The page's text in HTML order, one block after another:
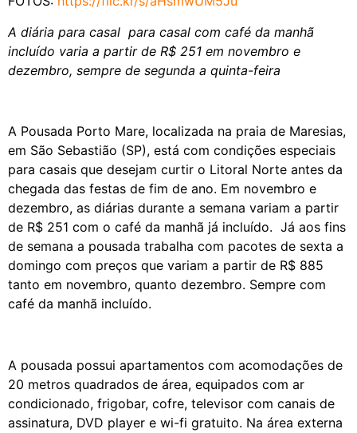
A diária para casal para casal com café da manhã
incluído varia a partir de R$ 251 em novembro e
dezembro, sempre de segunda a quinta-feira
A Pousada Porto Mare, localizada na praia de Maresias,
em São Sebastião (SP), está com condições especiais
para casais que desejam curtir o Litoral Norte antes da
chegada das festas de fim de ano. Em novembro e
dezembro, as diárias durante a semana variam a partir
de R$ 251 com o café da manhã já incluído. Já aos fins
de semana a pousada trabalha com pacotes de sexta a
domingo com preços que variam a partir de R$ 885
tanto em novembro, quanto dezembro. Sempre com
café da manhã incluído.
A pousada possui apartamentos com acomodações de
20 metros quadrados de área, equipados com ar
condicionado, frigobar, cofre, televisor com canais de
assinatura, DVD player e wi-fi gratuito. Na área externa